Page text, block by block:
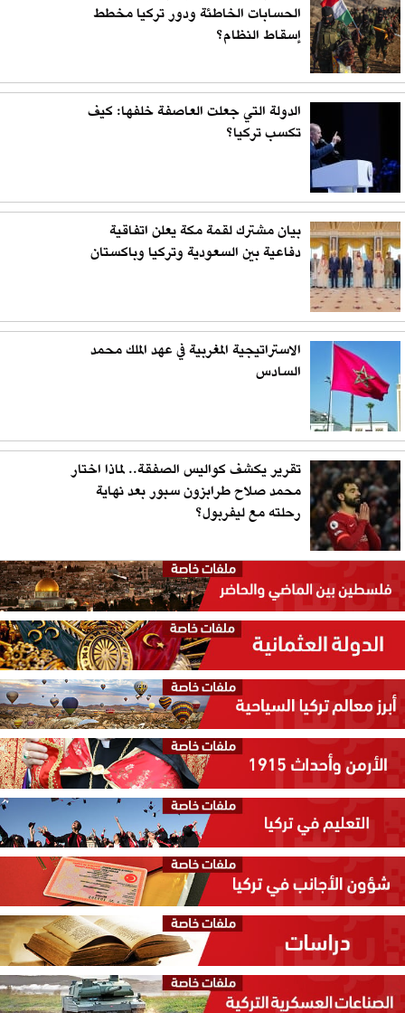
الحسابات الخاطئة ودور تركيا مخطط
إسقاط النظام؟
الدولة التي جعلت العاصفة خلفها: كيف
تكسب تركيا؟
بيان مشترك لقمة مكة يعلن اتفاقية
دفاعية بين السعودية وتركيا وباكستان
الاستراتيجية المغربية في عهد الملك محمد
السادس
تقرير يكشف كواليس الصفقة.. لماذا اختار
محمد صلاح طرابزون سبور بعد نهاية
رحلته مع ليفربول؟